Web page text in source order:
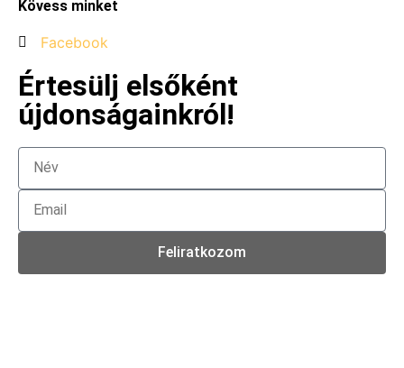
Kövess minket
Facebook
Értesülj elsőként
újdonságainkról!
Feliratkozom